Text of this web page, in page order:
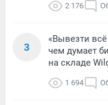
2 176
3
«Вывезти
чем думает
на складе
1 694